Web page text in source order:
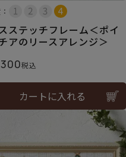
ステッチフレーム＜ポイ
アのリースアレンジ＞
税込
カートに入れる